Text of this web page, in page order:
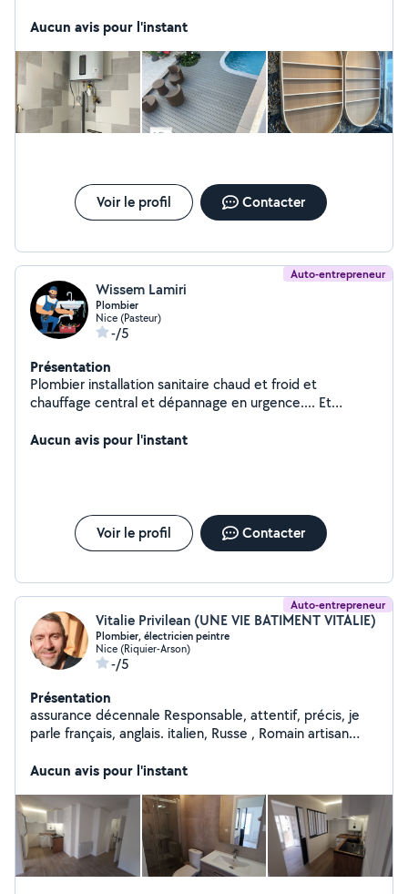
Aucun avis pour l'instant
Voir le profil Contacter
Auto-entrepreneur
Wissem Lamiri
Plombier
Nice (Pasteur)
-/5
Présentation
Plombier installation sanitaire chaud et froid et
chauffage central et dépannage en urgence.... Et
Aucun avis pour l'instant
Voir le profil Contacter
Auto-entrepreneur
Vitalie Privilean (UNE VIE BATIMENT VITALIE)
Plombier, électricien peintre
Nice (Riquier-Arson)
-/5
Présentation
assurance décennale Responsable, attentif, précis, je
parle français, anglais. italien, Russe , Romain artisan
gros ! électricien,Plombier, Carreleur , Peinture , Macon ,
Aucun avis pour l'instant